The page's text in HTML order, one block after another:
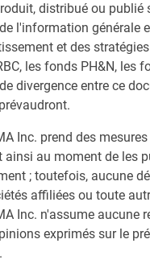
distribué ou publié
l'information générale
et des
les fonds PH&N, les
divergence entre ce
Inc. prend des
ainsi au moment de les
; toutefois, aucune
affiliées ou toute
Inc. n'assume aucune
exprimés sur le
que la diversité est
Marchés émergents
et les modes de
reposant sur la
de vue afin d’évaluer
à la culture au